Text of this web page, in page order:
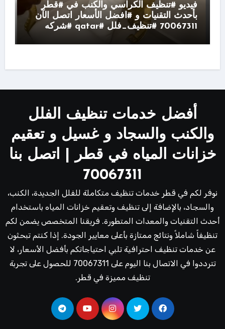
فيديو #تنظيف الكراسي والكنب في #قطر
بأحدث التقنيات و #افضل الأسعار اتصل الآن
70067311 #تنظيف_فلل #qatar #شركه
أفضل خدمات تنظيف الفلل
والكنب والسجاد و غسيل و تعقيم
خزانات المياه في قطر | اتصل بنا
70067311
نوفر لكم في قطر خدمات تنظيف متكاملة للفلل الجديدة، الكنب،
والسجاد، بالإضافة إلى تنظيف وتعقيم خزانات المياه باستخدام
أحدث التقنيات والمعدات المتطورة. فريقنا المتخصص يضمن لكم
تنظيفاً شاملاً ونتائج ممتازة بأعلى معايير الجودة. إذا كنتم تبحثون
عن خدمات تنظيف احترافية تلبي احتياجاتكم بأفضل الأسعار، لا
تترددوا في الاتصال بنا اليوم على 70067311 للحصول على تجربة
تنظيف مميزة في قطر.